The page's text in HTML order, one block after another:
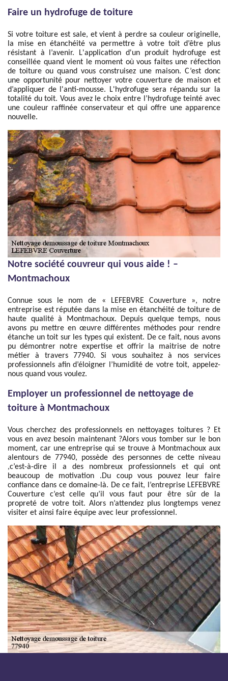
Faire un hydrofuge de toiture
Si votre toiture est sale, et vient à perdre sa couleur originelle,
la mise en étanchéité va permettre à votre toit d’être plus
résistant à l’avenir. L'application d'un produit hydrofuge est
conseillée quand vient le moment où vous faites une réfection
de toiture ou quand vous construisez une maison. C’est donc
une opportunité pour nettoyer votre couverture de maison et
d’appliquer de l'anti-mousse. L'hydrofuge sera répandu sur la
totalité du toit. Vous avez le choix entre l’hydrofuge teinté avec
une couleur raffinée conservateur et qui offre une apparence
nouvelle.
Notre société couvreur qui vous aide ! –
Montmachoux
Connue sous le nom de « LEFEBVRE Couverture », notre
entreprise est réputée dans la mise en étanchéité de toiture de
haute qualité à Montmachoux. Depuis quelque temps, nous
avons pu mettre en œuvre différentes méthodes pour rendre
étanche un toit sur les types qui existent. De ce fait, nous avons
pu démontrer notre expertise et offrir la maitrise de notre
métier à travers 77940. Si vous souhaitez à nos services
professionnels afin d’éloigner l’humidité de votre toit, appelez-
nous quand vous voulez.
Employer un professionnel de nettoyage de
toiture à Montmachoux
Vous cherchez des professionnels en nettoyages toitures ? Et
vous en avez besoin maintenant ?Alors vous tomber sur le bon
moment, car une entreprise qui se trouve à Montmachoux aux
alentours de 77940, possède des personnes de cette niveau
,c’est-à-dire il a des nombreux professionnels et qui ont
beaucoup de motivation .Du coup vous pouvez leur faire
confiance dans ce domaine-là. De ce fait, l’entreprise LEFEBVRE
Couverture c’est celle qu’il vous faut pour être sûr de la
propreté de votre toit. Alors n’attendez plus longtemps venez
visiter et ainsi faire équipe avec leur professionnel.